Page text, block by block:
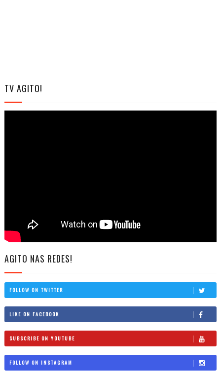
TV AGITO!
AGITO NAS REDES!
FOLLOW ON TWITTER
LIKE ON FACEBOOK
SUBSCRIBE ON YOUTUBE
FOLLOW ON INSTAGRAM